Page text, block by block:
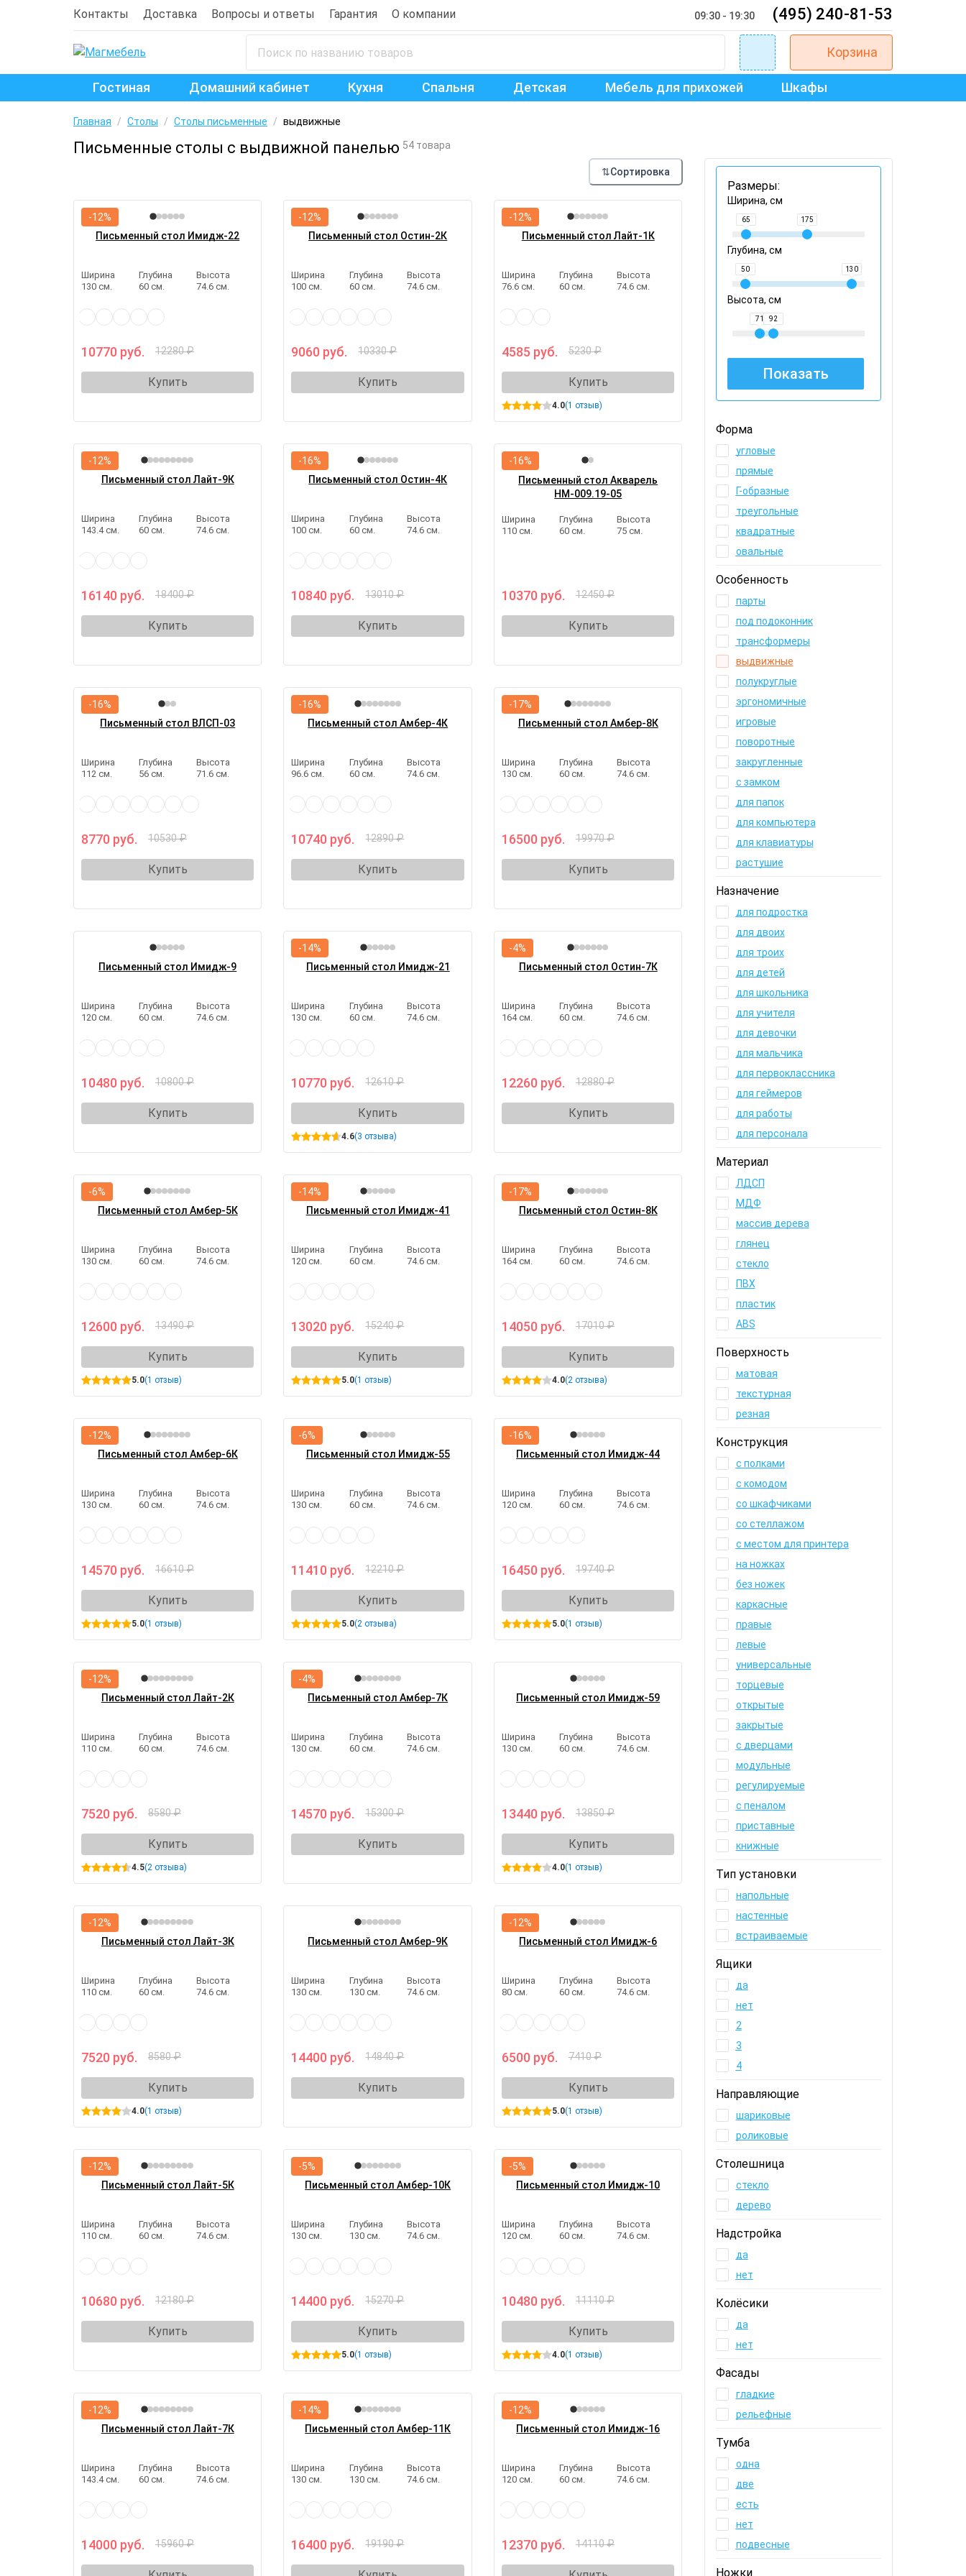
Контакты Доставка Вопросы и ответы Гарантия О компании 09:30 - 19:30 (495) 240-81-53
Корзина
Гостиная Домашний кабинет Кухня Спальня Детская Мебель для прихожей Шкафы
Главная / Столы / Столы письменные / выдвижные
Письменные столы с выдвижной панелью 54 товара
⇅Сортировка
Письменный стол Имидж-22
Ширина
130 см.
Глубина
60 см.
Высота
74.6 см.
10770 руб. 12280 ₽
Купить
-12%
Письменный стол Остин-2К
Ширина
100 см.
Глубина
60 см.
Высота
74.6 см.
9060 руб. 10330 ₽
Купить
-12%
Письменный стол Лайт-1К
Ширина
76.6 см.
Глубина
60 см.
Высота
74.6 см.
4585 руб. 5230 ₽
Купить
4.0(1 отзыв)
-12%
Письменный стол Лайт-9К
Ширина
143.4 см.
Глубина
60 см.
Высота
74.6 см.
16140 руб. 18400 ₽
Купить
-12%
Письменный стол Остин-4К
Ширина
100 см.
Глубина
60 см.
Высота
74.6 см.
10840 руб. 13010 ₽
Купить
-16%
Письменный стол Акварель
НМ-009.19-05
Ширина
110 см.
Глубина
60 см.
Высота
75 см.
10370 руб. 12450 ₽
Купить
-16%
Письменный стол ВЛСП-03
Ширина
112 см.
Глубина
56 см.
Высота
71.6 см.
8770 руб. 10530 ₽
Купить
-16%
Письменный стол Амбер-4К
Ширина
96.6 см.
Глубина
60 см.
Высота
74.6 см.
10740 руб. 12890 ₽
Купить
-16%
Письменный стол Амбер-8К
Ширина
130 см.
Глубина
60 см.
Высота
74.6 см.
16500 руб. 19970 ₽
Купить
-17%
Письменный стол Имидж-9
Ширина
120 см.
Глубина
60 см.
Высота
74.6 см.
10480 руб. 10800 ₽
Купить
Письменный стол Имидж-21
Ширина
130 см.
Глубина
60 см.
Высота
74.6 см.
10770 руб. 12610 ₽
Купить
4.6(3 отзыва)
-14%
Письменный стол Остин-7К
Ширина
164 см.
Глубина
60 см.
Высота
74.6 см.
12260 руб. 12880 ₽
Купить
-4%
Письменный стол Амбер-5К
Ширина
130 см.
Глубина
60 см.
Высота
74.6 см.
12600 руб. 13490 ₽
Купить
5.0(1 отзыв)
-6%
Письменный стол Имидж-41
Ширина
120 см.
Глубина
60 см.
Высота
74.6 см.
13020 руб. 15240 ₽
Купить
5.0(1 отзыв)
-14%
Письменный стол Остин-8К
Ширина
164 см.
Глубина
60 см.
Высота
74.6 см.
14050 руб. 17010 ₽
Купить
4.0(2 отзыва)
-17%
Письменный стол Амбер-6К
Ширина
130 см.
Глубина
60 см.
Высота
74.6 см.
14570 руб. 16610 ₽
Купить
5.0(1 отзыв)
-12%
Письменный стол Имидж-55
Ширина
130 см.
Глубина
60 см.
Высота
74.6 см.
11410 руб. 12210 ₽
Купить
5.0(2 отзыва)
-6%
Письменный стол Имидж-44
Ширина
120 см.
Глубина
60 см.
Высота
74.6 см.
16450 руб. 19740 ₽
Купить
5.0(1 отзыв)
-16%
Письменный стол Лайт-2К
Ширина
110 см.
Глубина
60 см.
Высота
74.6 см.
7520 руб. 8580 ₽
Купить
4.5(2 отзыва)
-12%
Письменный стол Амбер-7К
Ширина
130 см.
Глубина
60 см.
Высота
74.6 см.
14570 руб. 15300 ₽
Купить
-4%
Письменный стол Имидж-59
Ширина
130 см.
Глубина
60 см.
Высота
74.6 см.
13440 руб. 13850 ₽
Купить
4.0(1 отзыв)
Письменный стол Лайт-3К
Ширина
110 см.
Глубина
60 см.
Высота
74.6 см.
7520 руб. 8580 ₽
Купить
4.0(1 отзыв)
-12%
Письменный стол Амбер-9К
Ширина
130 см.
Глубина
130 см.
Высота
74.6 см.
14400 руб. 14840 ₽
Купить
Письменный стол Имидж-6
Ширина
80 см.
Глубина
60 см.
Высота
74.6 см.
6500 руб. 7410 ₽
Купить
5.0(1 отзыв)
-12%
Письменный стол Лайт-5К
Ширина
110 см.
Глубина
60 см.
Высота
74.6 см.
10680 руб. 12180 ₽
Купить
-12%
Письменный стол Амбер-10К
Ширина
130 см.
Глубина
130 см.
Высота
74.6 см.
14400 руб. 15270 ₽
Купить
5.0(1 отзыв)
-5%
Письменный стол Имидж-10
Ширина
120 см.
Глубина
60 см.
Высота
74.6 см.
10480 руб. 11110 ₽
Купить
4.0(1 отзыв)
-5%
Письменный стол Лайт-7К
Ширина
143.4 см.
Глубина
60 см.
Высота
74.6 см.
14000 руб. 15960 ₽
-12%
Письменный стол Амбер-11К
Ширина
130 см.
Глубина
130 см.
Высота
74.6 см.
16400 руб. 19190 ₽
-14%
Письменный стол Имидж-16
Ширина
120 см.
Глубина
60 см.
Высота
74.6 см.
12370 руб. 14110 ₽
-12%
Размеры:
Ширина, см
65 175
Глубина, см
50 130
Высота, см
71 92
Форма
угловые
прямые
Г-образные
треугольные
квадратные
овальные
Особенность
парты
под подоконник
трансформеры
выдвижные
полукруглые
эргономичные
игровые
поворотные
закругленные
с замком
для папок
для компьютера
для клавиатуры
растушие
Назначение
для подростка
для двоих
для троих
для детей
для школьника
для учителя
для девочки
для мальчика
для первоклассника
для геймеров
для работы
для персонала
Материал
ЛДСП
МДФ
массив дерева
глянец
стекло
ПВХ
пластик
ABS
Поверхность
матовая
текстурная
резная
Конструкция
с полками
с комодом
со шкафчиками
со стеллажом
с местом для принтера
на ножках
без ножек
каркасные
правые
левые
универсальные
торцевые
открытые
закрытые
с дверцами
модульные
регулируемые
с пеналом
приставные
книжные
Тип установки
напольные
настенные
встраиваемые
Ящики
да
нет
2
3
4
Направляющие
шариковые
роликовые
Столешница
стекло
дерево
Надстройка
да
нет
Колёсики
да
нет
Фасады
гладкие
рельефные
Тумба
одна
две
есть
нет
подвесные
Ножки